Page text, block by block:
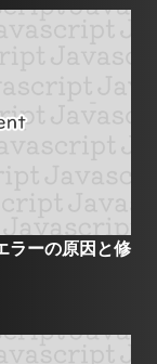
ーの原因と修